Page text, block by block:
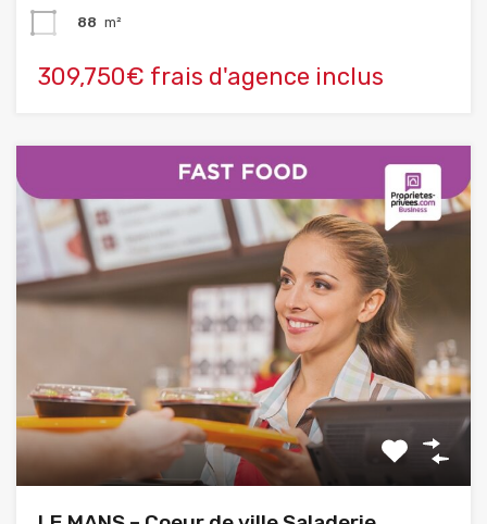
88 m²
309,750€ frais d'agence inclus